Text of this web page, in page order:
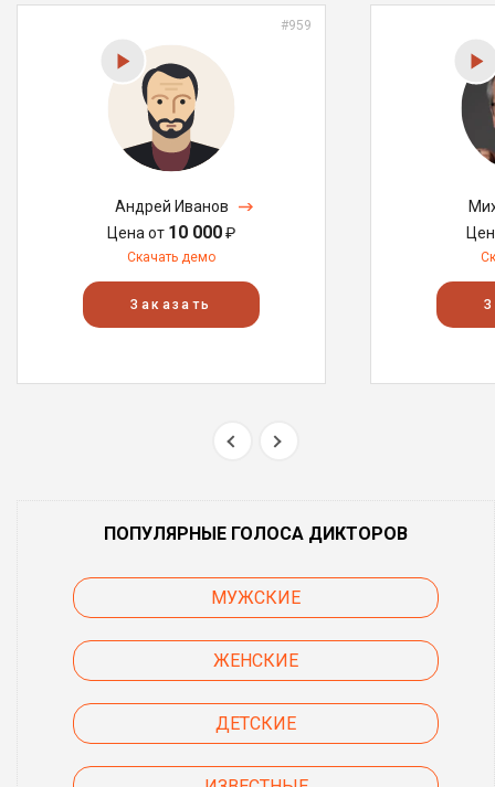
#959
Андрей Иванов
Цена от 10 000₽
Скачать демо
Заказать
ПОПУЛЯРНЫЕ ГОЛОСА ДИКТОРОВ
МУЖСКИЕ
ЖЕНСКИЕ
ДЕТСКИЕ